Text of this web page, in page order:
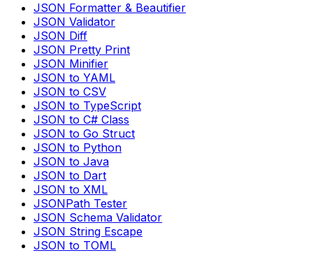
JSON Formatter & Beautifier
JSON Validator
JSON Diff
JSON Pretty Print
JSON Minifier
JSON to YAML
JSON to CSV
JSON to TypeScript
JSON to C# Class
JSON to Go Struct
JSON to Python
JSON to Java
JSON to Dart
JSON to XML
JSONPath Tester
JSON Schema Validator
JSON String Escape
JSON to TOML